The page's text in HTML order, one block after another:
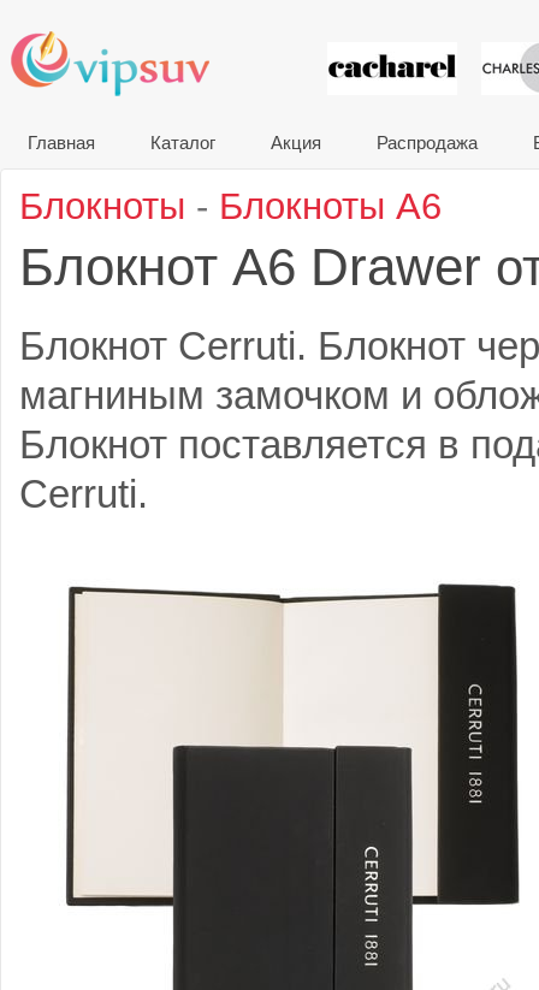
VIP
Главная Каталог Акция Распродажа
Блокноты - Блокноты A6
Блокнот A6 Drawer
Блокнот Cerruti. Блокнот
магниным замочком и
Блокнот поставляется в
Cerruti.